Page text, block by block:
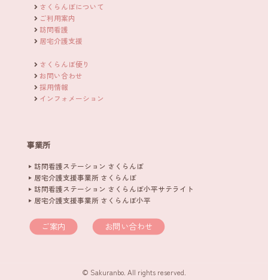
さくらんぼについて
ご利用案内
訪問看護
居宅介護支援
さくらんぼ便り
お問い合わせ
採用情報
インフォメーション
事業所
訪問看護ステーション さくらんぼ
居宅介護支援事業所 さくらんぼ
訪問看護ステーション さくらんぼ小平サテライト
居宅介護支援事業所 さくらんぼ小平
ご案内 お問い合わせ
© Sakuranbo. All rights reserved.